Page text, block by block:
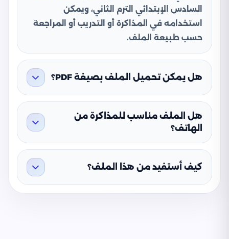
السادس الإبتدائي الترم الثاني، ويمكن
استخدامه في المذاكرة أو التدريب أو المراجعة
حسب طبيعة الملف.
هل يمكن تحميل الملف بصيغة PDF؟
هل الملف مناسب للمذاكرة من
الهاتف؟
كيف أستفيد من هذا الملف؟